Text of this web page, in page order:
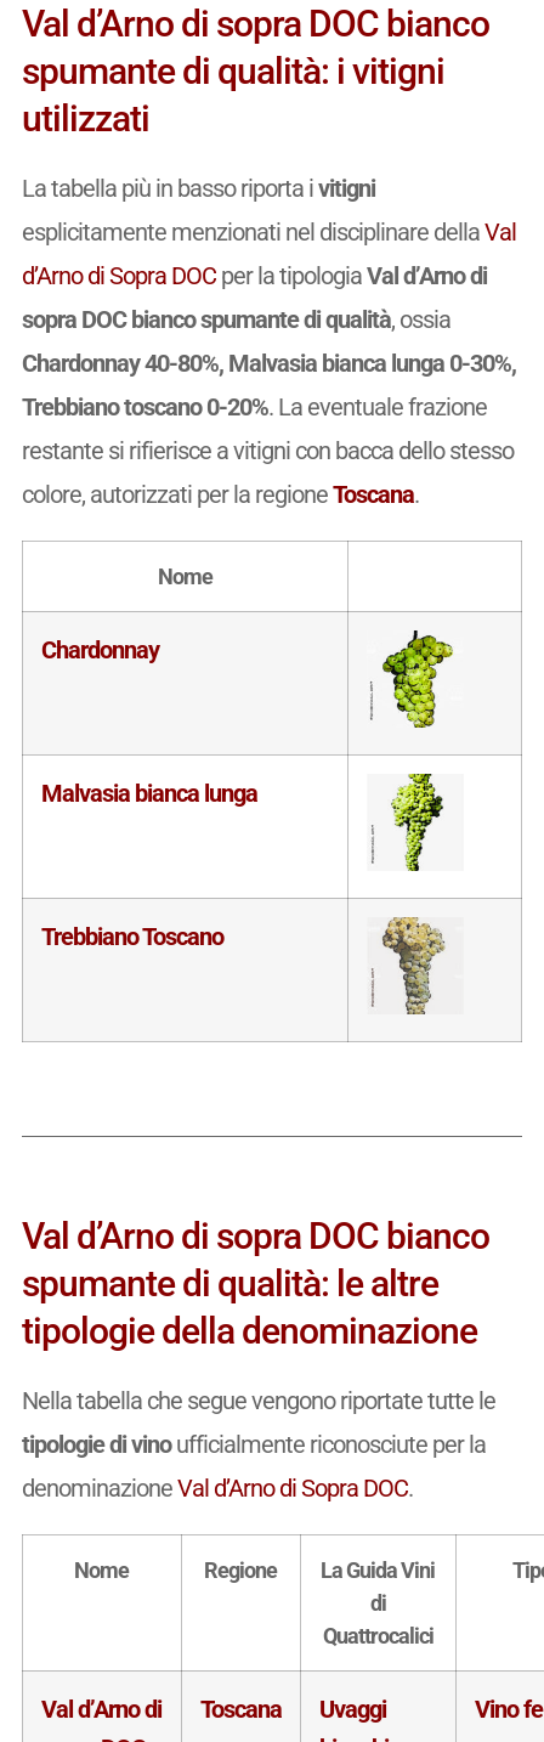
Val d’Arno di sopra DOC bianco
spumante di qualità: i vitigni
utilizzati
La tabella più in basso riporta ivitigni
esplicitamente menzionati nel disciplinare dellaVal
d’Arno di Sopra DOCper la tipologiaVal d’Arno di
sopra DOC bianco spumante di qualità, ossia
Chardonnay 40-80%, Malvasia bianca lunga 0-30%,
Trebbiano toscano 0-20%. La eventuale frazione
restante si rifierisce a vitigni con bacca dello stesso
colore, autorizzati per la regioneToscana.
Nome
Chardonnay
Malvasia bianca lunga
Trebbiano Toscano
Val d’Arno di sopra DOC bianco
spumante di qualità: le altre
tipologie della denominazione
Nella tabella che segue vengono riportate tutte le
tipologie di vinoufficialmente riconosciute per la
denominazioneVal d’Arno di Sopra DOC.
Nome Regione
La Guida Vini
di
Quattrocalici
Val d’Arno di
Toscana
Uvaggi
Vino